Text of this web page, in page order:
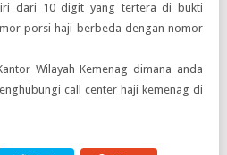
dari 10 digit yang tertera di bukti
porsi haji berbeda dengan nomor
Wilayah Kemenag dimana anda
call center haji kemenag di